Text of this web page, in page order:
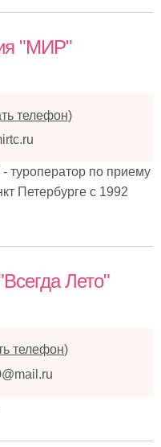
"МИР"
телефон)
туроператор по приему
Петербурге с 1992
Лето"
телефон)